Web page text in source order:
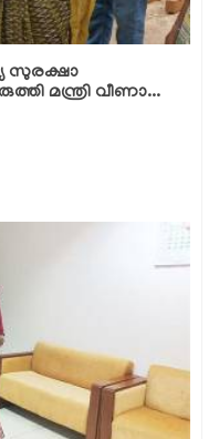
സുരക്ഷാ
മന്ത്രി വീണാ...